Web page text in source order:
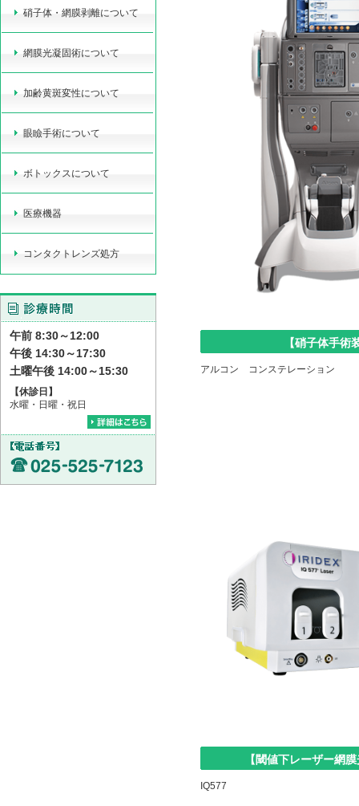
【硝子体手術
アルコン コンステレーション
【閾値下レーザー網
IQ577
硝子体・網膜剥離について
網膜光凝固術について
加齢黄斑変性について
眼瞼手術について
ボトックスについて
医療機器
コンタクトレンズ処方
午前 8:30～12:00
午後 14:30～17:30
土曜午後 14:00～15:30
【休診日】
水曜・日曜・祝日